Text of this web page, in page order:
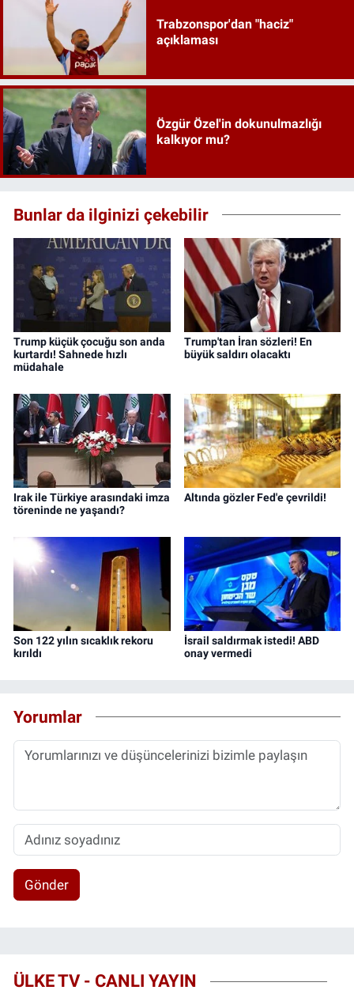
Trabzonspor'dan "haciz"
açıklaması
Özgür Özel'in dokunulmazlığı
kalkıyor mu?
Bunlar da ilginizi çekebilir
Trump küçük çocuğu son anda
kurtardı! Sahnede hızlı
müdahale
Trump'tan İran sözleri! En
büyük saldırı olacaktı
Irak ile Türkiye arasındaki imza
töreninde ne yaşandı?
Altında gözler Fed'e çevrildi!
Son 122 yılın sıcaklık rekoru
kırıldı
İsrail saldırmak istedi! ABD
onay vermedi
Yorumlar
Gönder
ÜLKE TV - CANLI YAYIN